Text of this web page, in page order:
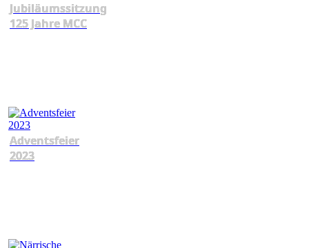
Jubiläumssitzung
125 Jahre MCC
Adventsfeier
2023